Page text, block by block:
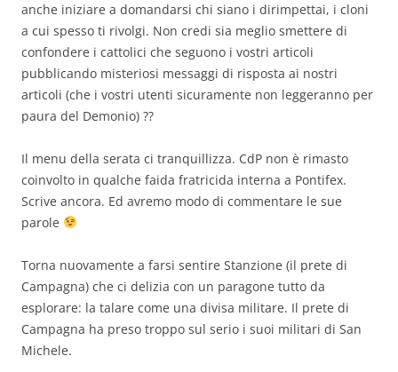
anche iniziare a domandarsi chi siano i dirimpettai, i cloni
a cui spesso ti rivolgi. Non credi sia meglio smettere di
confondere i cattolici che seguono i vostri articoli
pubblicando misteriosi messaggi di risposta ai nostri
articoli (che i vostri utenti sicuramente non leggeranno per
paura del Demonio) ??
Il menu della serata ci tranquillizza. CdP non è rimasto
coinvolto in qualche faida fratricida interna a Pontifex.
Scrive ancora. Ed avremo modo di commentare le sue
parole
Torna nuovamente a farsi sentire Stanzione (il prete di
Campagna) che ci delizia con un paragone tutto da
esplorare: la talare come una divisa militare. Il prete di
Campagna ha preso troppo sul serio i suoi militari di San
Michele.